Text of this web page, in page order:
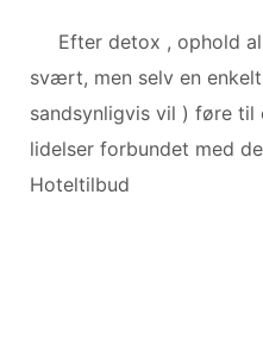
Efter detox , ophold
svært, men selv en
sandsynligvis vil ) føre
lidelser forbundet med
Hoteltilbud